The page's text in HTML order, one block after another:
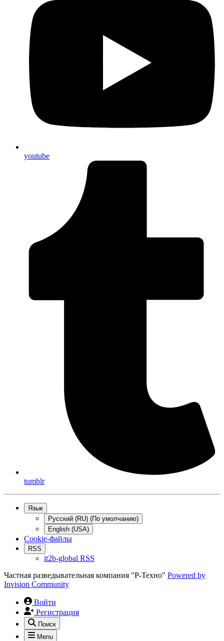
youtube
tumblr
Язык
Русский (RU) (По умолчанию)
English (USA)
Cookie-файлы
RSS
it2b-global RSS
Частная разведывательная компания "Р-Техно" Powered by
Invision Community
Войти
Регистрация
Поиск
Menu